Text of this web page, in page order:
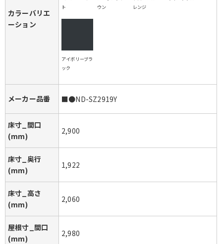
カラーバリエ
ーション
ト
ウン
レンジ
アイボリーブラ
ック
メーカー品番 ■●ND-SZ2919Y
床寸_間口
(mm)
2,900
床寸_奥行
(mm)
1,922
床寸_高さ
(mm)
2,060
屋根寸_間口
(mm)
2,980